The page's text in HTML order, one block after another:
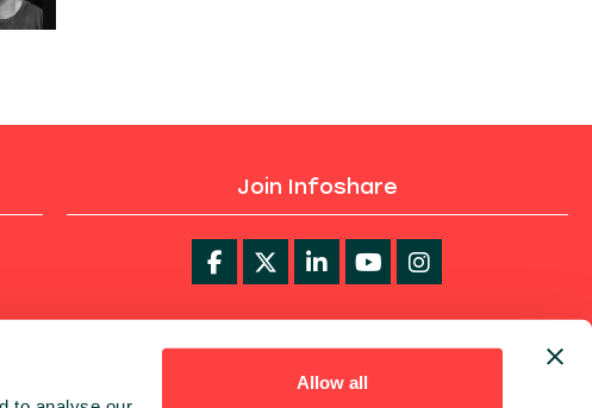
Allow all
Join Infoshare
infoShare Academy